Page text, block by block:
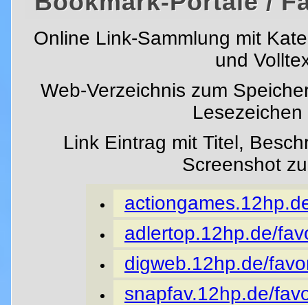
Online Link-Sammlung mit
und
Web-Verzeichnis zum
Link Eintrag mit Titel,
Screenshot
adlertop.12hp.de/
digweb.12hp.de/
snapfav.12hp.de/